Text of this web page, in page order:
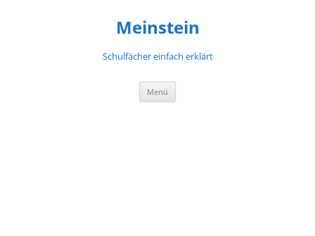
Meinstein
Schulfächer einfach erklärt
Menü